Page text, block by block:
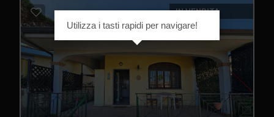
IN VENDITA
Utilizza i tasti rapidi per navigare!